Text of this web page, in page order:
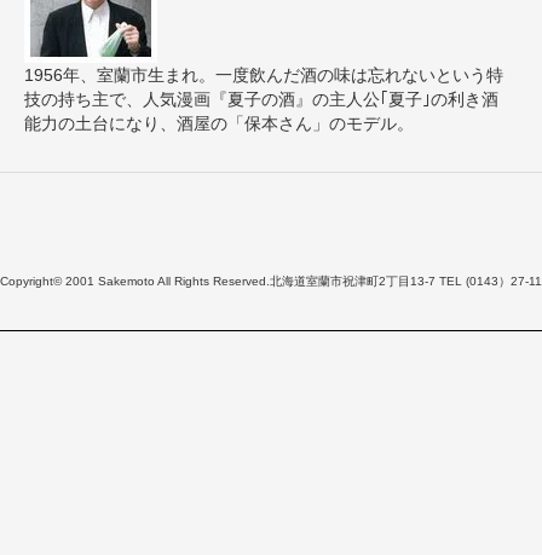
1956年、室蘭市生まれ。一度飲んだ酒の味は忘れないという特
技の持ち主で、人気漫画『夏子の酒』の主人公｢夏子｣の利き酒
能力の土台になり、酒屋の「保本さん」のモデル。
Copyright© 2001 Sakemoto All Rights Reserved.北海道室蘭市祝津町2丁目13-7 TEL (0143）27-